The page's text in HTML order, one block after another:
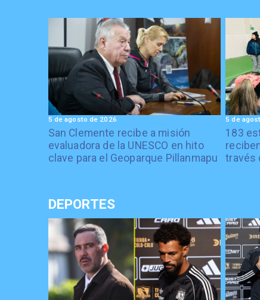
San Clemente recibe a misión
evaluadora de la UNESCO en hito
clave para el Geoparque Pillanmapu
5 de agosto de 2026
183
través
5 de
DEPORTES